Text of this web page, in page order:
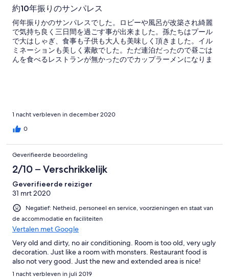
約10年振りのサンパレス
何年振りかのサンパレスでした。ロビーや風呂が改築され綺麗
で気持ち良く三日間を過ごす事が出来ました。孫たちはプール
で大はしゃぎ、食事も子供も大人も美味しく頂きました。イル
ミネーションも美しく素敵でした。ただ連泊だったので昼ごは
んを食べるレストランが無かったのでカップラーメンになりま
1 nacht verbleven in december 2020
0
Geverifieerde beoordeling
2/10 – Verschrikkelijk
Geverifieerde reiziger
31 mrt 2020
Negatief: Netheid, personeel en service, voorzieningen en staat van
de accommodatie en faciliteiten
Vertalen met Google
Very old and dirty, no air conditioning. Room is too old, very ugly
decoration. Just like a room with monsters. Restaurant food is
also not very good. Just the new and extended area is nice!
1 nacht verbleven in juli 2019